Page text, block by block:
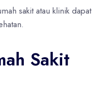
sakit atau klinik dapat
Sakit